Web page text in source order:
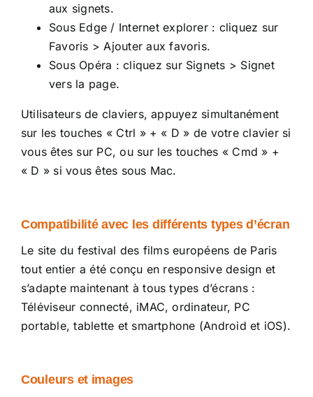
aux signets.
Sous Edge / Internet explorer : cliquez sur
Favoris > Ajouter aux favoris.
Sous Opéra : cliquez sur Signets > Signet
vers la page.
Utilisateurs de claviers, appuyez simultanément
sur les touches « Ctrl » + « D » de votre clavier si
vous êtes sur PC, ou sur les touches « Cmd » +
« D » si vous êtes sous Mac.
Compatibilité avec les différents types d’écran
Le site du festival des films européens de Paris
tout entier a été conçu en responsive design et
s’adapte maintenant à tous types d’écrans :
Téléviseur connecté, iMAC, ordinateur, PC
portable, tablette et smartphone (Android et iOS).
Couleurs et images